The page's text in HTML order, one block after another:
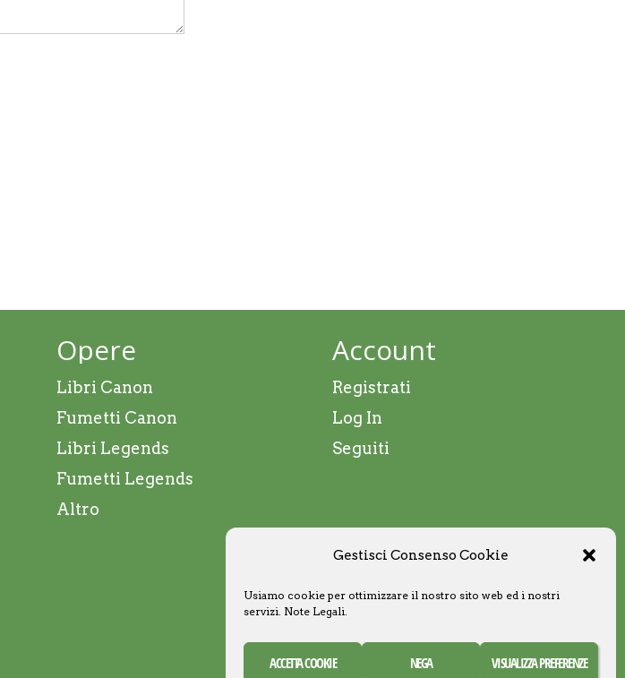
Gestisci Consenso Cookie
Usiamo cookie per ottimizzare il nostro sito web ed i nostri
servizi. Note Legali.
ACCETTA COOKIE NEGA VISUALIZZA PREFERENZE
Opere
Libri Canon
Fumetti Canon
Libri Legends
Fumetti Legends
Altro
Account
Registrati
Log In
Seguiti